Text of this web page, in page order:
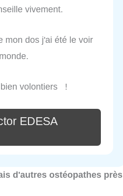
vivement.
mon dos j'ai été le voir
bien volontiers !
EDESA
d'autres ostéopathes près